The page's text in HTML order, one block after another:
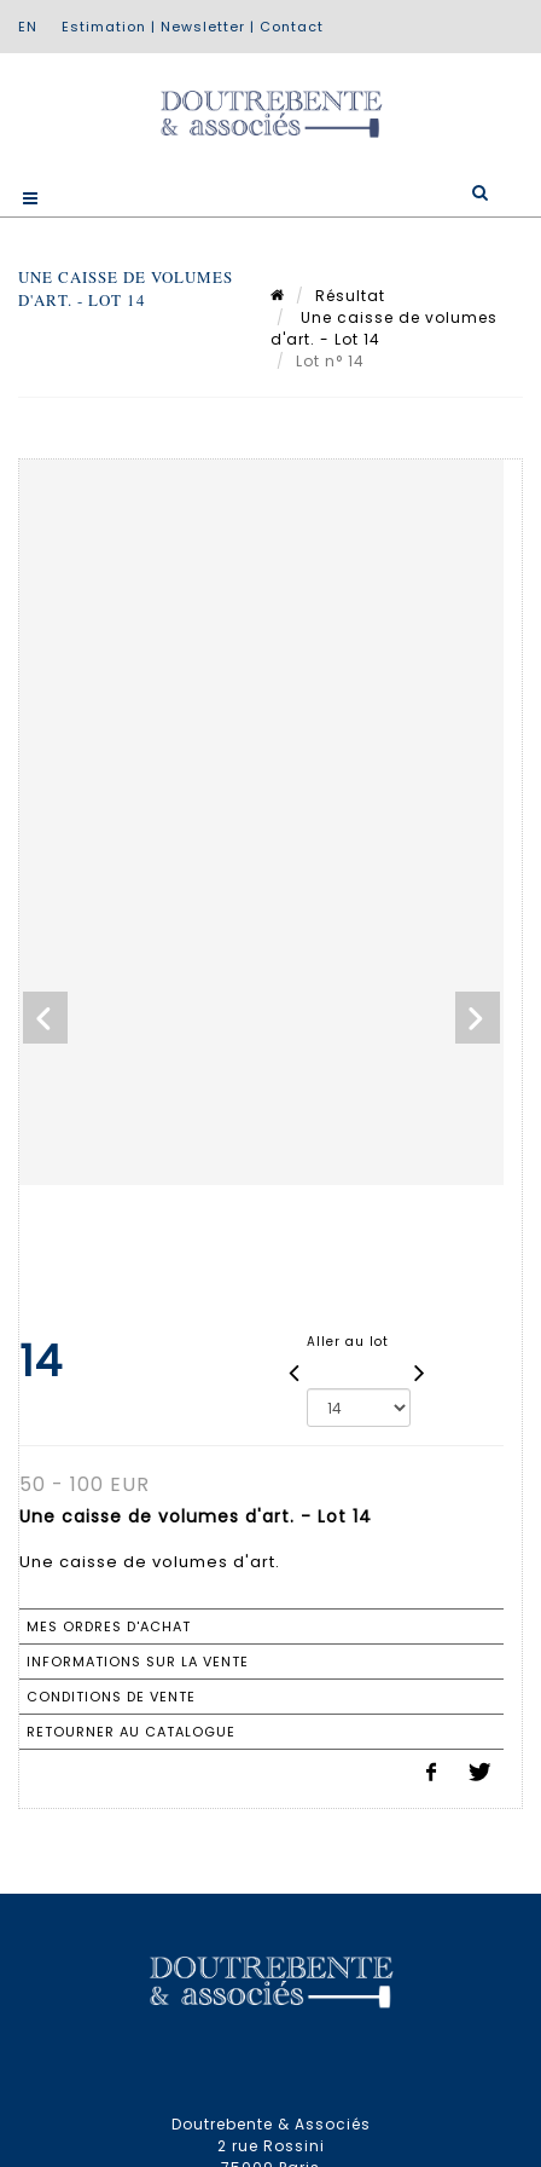
Estimation | Newsletter | Contact
UNE CAISSE DE VOLUMES
D'ART. - LOT 14
Résultat
Une caisse de volumes
d'art. - Lot 14
Lot n° 14
14 Aller au lot
50 - 100 EUR
Une caisse de volumes d'art. - Lot 14
Une caisse de volumes d'art.
MES ORDRES D'ACHAT
INFORMATIONS SUR LA VENTE
CONDITIONS DE VENTE
RETOURNER AU CATALOGUE
Doutrebente & Associés
2 rue Rossini